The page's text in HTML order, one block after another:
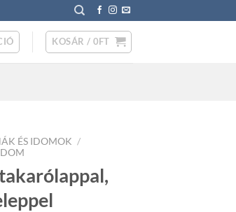
KOSÁR / 0FT
ÉS IDOMOK /